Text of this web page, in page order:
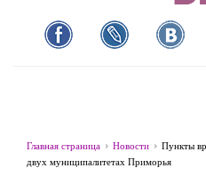
Главная страница Новости
Пункты
двух муниципалитетах Приморья